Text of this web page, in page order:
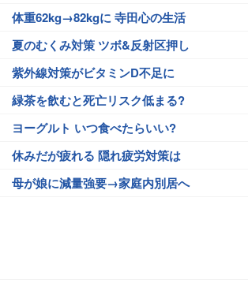
体重62kg→82kgに 寺田心の生活
夏のむくみ対策 ツボ&反射区押し
紫外線対策がビタミンD不足に
緑茶を飲むと死亡リスク低まる?
ヨーグルト いつ食べたらいい?
休みだが疲れる 隠れ疲労対策は
母が娘に減量強要→家庭内別居へ